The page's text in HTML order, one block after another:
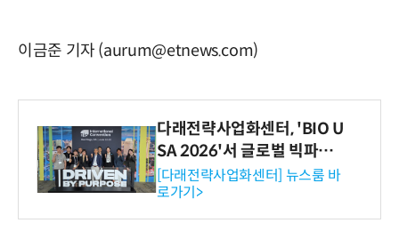
이금준 기자 (aurum@etnews.com)
다래전략사업화센터, 'BIO U
SA 2026'서 글로벌 빅파마
와의 비즈니스 미팅 지원…K
-바이오 해외 진출 교두보 확
보
[다래전략사업화센터] 뉴스룸 바
로가기>